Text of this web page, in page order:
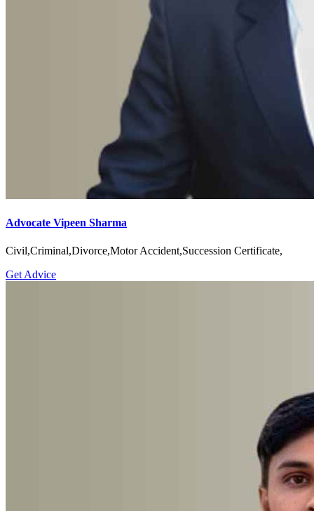
Advocate Vipeen Sharma
Civil,Criminal,Divorce,Motor Accident,Succession Certificate,
Get Advice